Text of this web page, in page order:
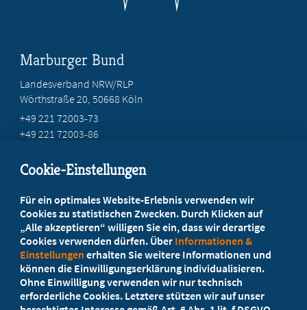
Marburger Bund
Landesverband NRW/RLP
Wörthstraße 20, 50668 Köln
+49 221 72003-73
+49 221 72003-86
Ihr Landesverband berät Sie!
Ansprechpartner
Werden Sie jetzt Mitglied
Cookie-Einstellungen
Für ein optimales Website-Erlebnis verwenden wir
Cookies zu statistischen Zwecken. Durch Klicken auf
„Alle akzeptieren“ willigen Sie ein, dass wir derartige
Cookies verwenden dürfen. Über Informationen &
Einstellungen erhalten Sie weitere Informationen und
können die Einwilligungserklärung individualisieren.
Ohne Einwilligung verwenden wir nur technisch
erforderliche Cookies. Letztere stützen wir auf unser